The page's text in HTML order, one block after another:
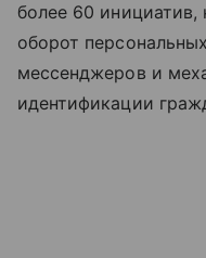
более 60 инициатив,
оборот
мессенджеров и
идентификации